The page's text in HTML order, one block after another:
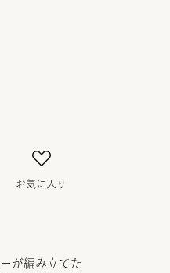
お気に入り
が編み立てた